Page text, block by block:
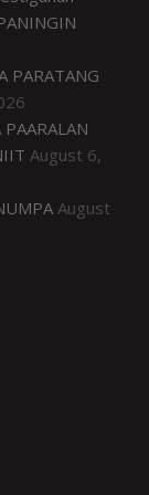
PARATANG
August 6,
August